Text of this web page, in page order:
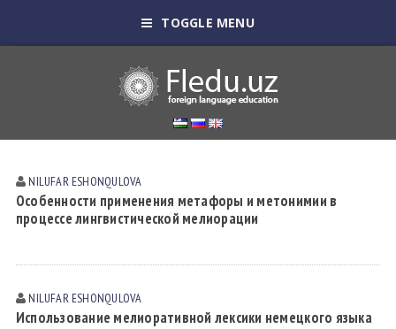
TOGGLE MENU
NILUFAR ESHONQULOVА
Особенности применения метафоры и метонимии в
процессе лингвистической мелиорации
NILUFAR ESHONQULOVА
Использование мелиоративной лексики немецкого языка